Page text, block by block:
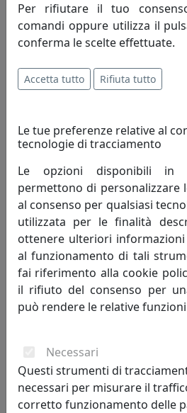
TAVOLINO ARABESCO PICCOLO, PIANO
CATALOGO IPLEX, CODICE I00206035X24
IPlex
Per rifiutare il tuo
comandi oppure utilizza il
conferma le scelte effettuate.
Accetta tutto Rifiuta tutto
Le tue preferenze relative al
tecnologie di tracciamento
Le opzioni disponibili in
permettono di personalizzare
al consenso per qualsiasi
utilizzata per le finalità
ottenere ulteriori
al funzionamento di tali
fai riferimento alla cookie
il rifiuto del consenso per
può rendere le relative
Necessari
Questi strumenti di
necessari per misurare il
corretto funzionamento delle